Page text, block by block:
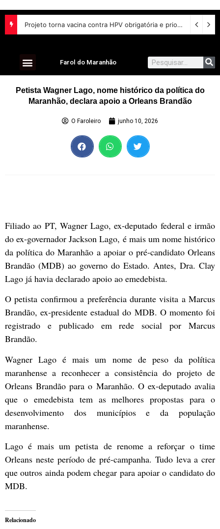
Projeto torna vacina contra HPV obrigatória e prioriza testes moleculares para câncer de colo do útero
Farol do Maranhão
Petista Wagner Lago, nome histórico da política do
Maranhão, declara apoio a Orleans Brandão
O Faroleiro junho 10, 2026
Filiado ao PT, Wagner Lago, ex-deputado federal e irmão
do ex-governador Jackson Lago, é mais um nome histórico
da política do Maranhão a apoiar o pré-candidato Orleans
Brandão (MDB) ao governo do Estado. Antes, Dra. Clay
Lago já havia declarado apoio ao emedebista.
O petista confirmou a preferência durante visita a Marcus
Brandão, ex-presidente estadual do MDB. O momento foi
registrado e publicado em rede social por Marcus
Brandão.
Wagner Lago é mais um nome de peso da política
maranhense a reconhecer a consistência do projeto de
Orleans Brandão para o Maranhão. O ex-deputado avalia
que o emedebista tem as melhores propostas para o
desenvolvimento dos municípios e da população
maranhense.
Lago é mais um petista de renome a reforçar o time
Orleans neste período de pré-campanha. Tudo leva a crer
que outros ainda podem chegar para apoiar o candidato do
MDB.
Relacionado